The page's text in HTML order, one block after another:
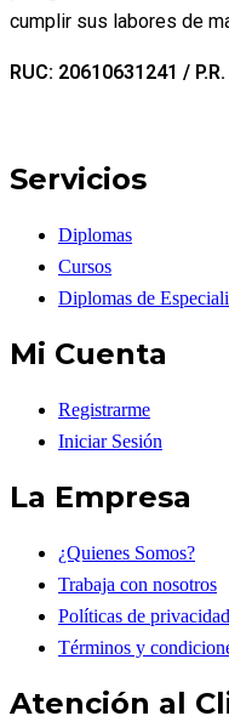
cumplir sus labores de
RUC: 20610631241 /
Servicios
Diplomas
Cursos
Diplomas de
Mi Cuenta
Registrarme
Iniciar Sesión
La Empresa
¿Quienes Somos?
Trabaja con nosotros
Políticas de privacidad
Términos y
Atención al